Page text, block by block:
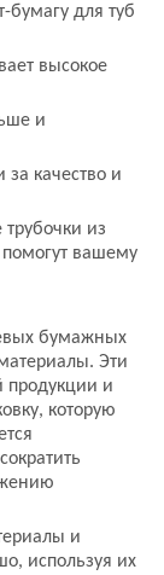
бумагу для туб
высокое
и
за качество и
из
вашему
бумажных
Эти
продукции и
которую
и
используя их